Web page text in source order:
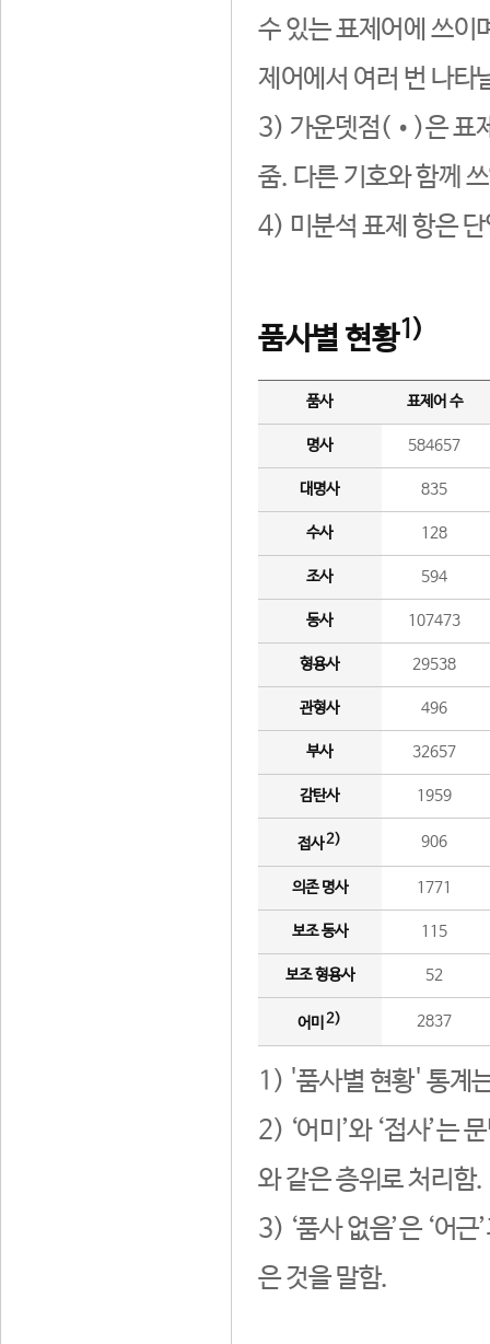
수 있는 표제어에 쓰이
제어에서 여러 번 나타
3) 가운뎃점(•)은 표
줌. 다른 기호와 함께
4) 미분석 표제 항은
품사별 현황1)
품사 표제어 수
명사 584657
대명사 835
수사 128
조사 594
동사 107473
형용사 29538
관형사 496
부사 32657
감탄사 1959
접사2) 906
의존 명사 1771
보조 동사 115
보조 형용사 52
어미 2) 2837
1) '품사별 현황' 통계
2) ‘어미’와 ‘접사’는
와 같은 층위로 처리함.
3) ‘품사 없음’은 ‘어
은 것을 말함.